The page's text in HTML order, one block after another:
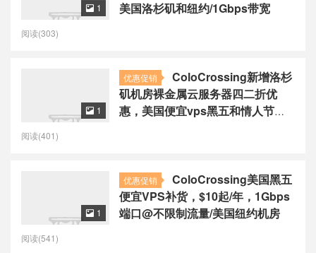
美国洛杉矶和纽约/1Gbps带宽
 1
阅读(303)
优惠促销
ColoCrossing新增洛杉
矶机房裸金属云服务器四二折优
惠，美国便宜vps黑五和情人节套
 1
阅读(401)
优惠促销
ColoCrossing美国黑五
便宜VPS补货，$10起/年，1Gbps
端口@不限制流量/美国纽约机房
 1
阅读(541)